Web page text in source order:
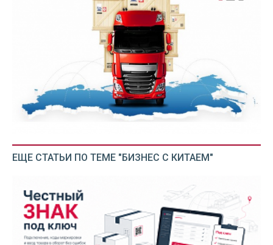
ЕЩЕ СТАТЬИ ПО ТЕМЕ "БИЗНЕС С КИТАЕМ"